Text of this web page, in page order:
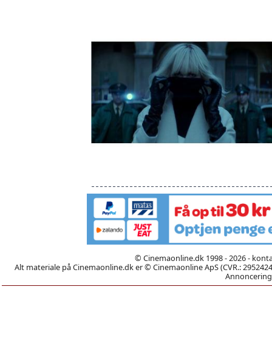
© Cinemaonline.dk 1998 - 2026 -
Alt materiale på Cinemaonline.dk er © Cinemaonline ApS (CVR.: